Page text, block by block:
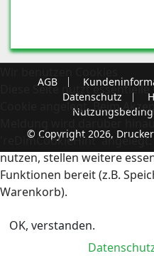
AGB
Datenschutz
© Copyright 2026,
Diese Seite nutzt essentielle
Cookie angelegt. Beim
Meldung wird darüber
'reDimCookieHint'
nutzen, stellen weitere
Funktionen bereit (z.B.
Warenkorb).
OK, verstanden.